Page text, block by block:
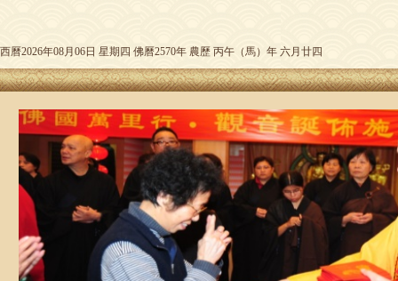
西曆2026年08月06日 星期四 佛曆2570年 農歷 丙午（馬）年 六月廿四